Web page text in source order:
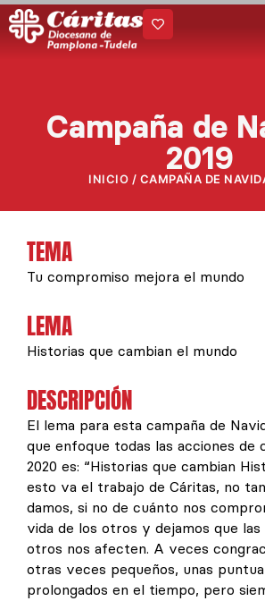
Ir
contenido
Campaña de
2019
INICIO / CAMPAÑA DE
TEMA
Tu compromiso mejora el mundo
LEMA
Historias que cambian el mundo
DESCRIPCIÓN
El lema para esta campaña de
que enfoque todas las acciones de
2020 es: “Historias que cambian
esto va el trabajo de Cáritas, no
damos, si no de cuánto nos
vida de los otros y dejamos que las
otros nos afecten. A veces
otras veces pequeños, unas
prolongados en el tiempo, pero